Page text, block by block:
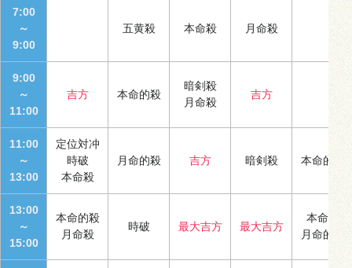
7:00
～
9:00
五黄殺 本命殺 月命殺
9:00
～
11:00
吉方 本命的殺
暗剣殺
月命殺
吉方
11:00
～
13:00
定位対冲
時破
本命殺
月命的殺 吉方 暗剣殺 本命的殺
13:00
～
15:00
本命的殺
月命殺
時破 最大吉方 最大吉方
本命殺
月命的殺